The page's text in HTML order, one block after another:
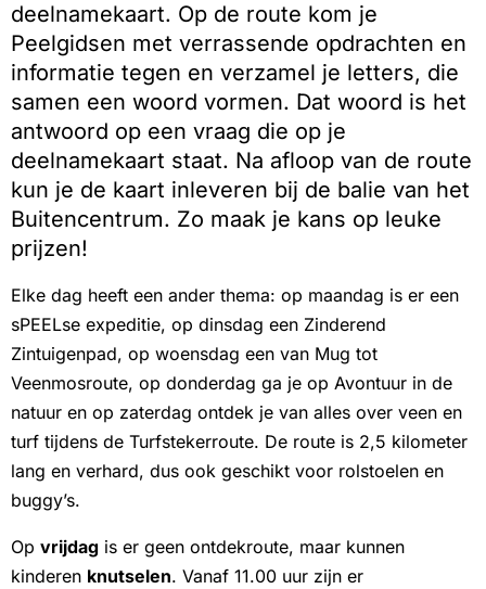
deelnamekaart. Op de route kom je
Peelgidsen met verrassende opdrachten en
informatie tegen en verzamel je letters, die
samen een woord vormen. Dat woord is het
antwoord op een vraag die op je
deelnamekaart staat. Na afloop van de route
kun je de kaart inleveren bij de balie van het
Buitencentrum. Zo maak je kans op leuke
prijzen!
Elke dag heeft een ander thema: op maandag is er een
sPEELse expeditie, op dinsdag een Zinderend
Zintuigenpad, op woensdag een van Mug tot
Veenmosroute, op donderdag ga je op Avontuur in de
natuur en op zaterdag ontdek je van alles over veen en
turf tijdens de Turfstekerroute. De route is 2,5 kilometer
lang en verhard, dus ook geschikt voor rolstoelen en
buggy’s.
Op vrijdag is er geen ontdekroute, maar kunnen
kinderen knutselen. Vanaf 11.00 uur zijn er